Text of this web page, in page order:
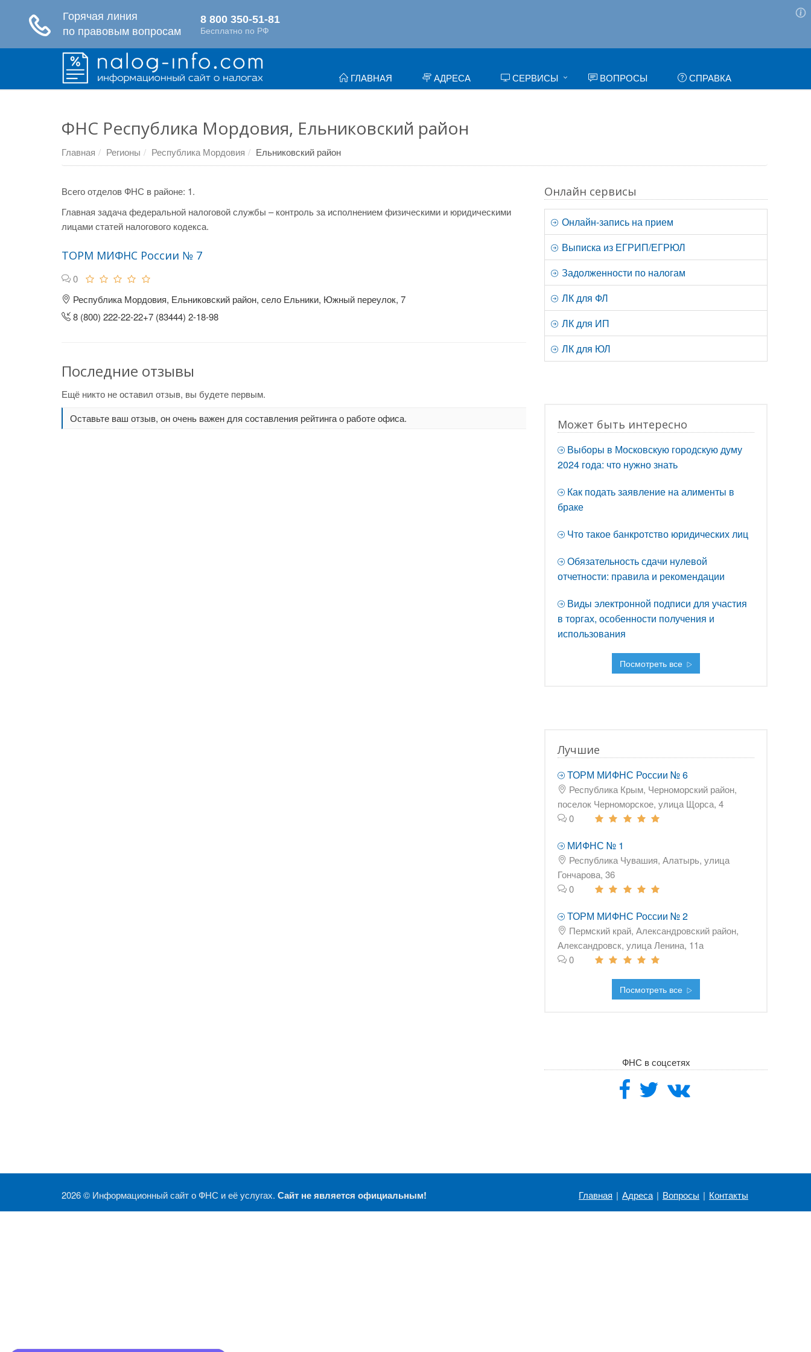
ГЛАВНАЯ АДРЕСА СЕРВИСЫ ВОПРОСЫ СПРАВКА
ФНС Республика Мордовия, Ельниковский район
Главная Регионы Республика Мордовия Ельниковский район
Всего отделов ФНС в районе: 1.
Главная задача федеральной налоговой службы – контроль за исполнением физическими и юридическими
лицами статей налогового кодекса.
ТОРМ МИФНС России № 7
0
Республика Мордовия, Ельниковский район, село Ельники, Южный переулок, 7
8 (800) 222-22-22+7 (83444) 2-18-98
Последние отзывы
Ещё никто не оставил отзыв, вы будете первым.
Оставьте ваш отзыв, он очень важен для составления рейтинга о работе офиса.
Онлайн сервисы
Онлайн-запись на прием
Выписка из ЕГРИП/ЕГРЮЛ
Задолженности по налогам
ЛК для ФЛ
ЛК для ИП
ЛК для ЮЛ
Может быть интересно
Выборы в Московскую городскую думу
2024 года: что нужно знать
Как подать заявление на алименты в
браке
Что такое банкротство юридических лиц
Обязательность сдачи нулевой
отчетности: правила и рекомендации
Виды электронной подписи для участия
в торгах, особенности получения и
использования
Посмотреть все
Лучшие
ТОРМ МИФНС России № 6
Республика Крым, Черноморский район,
поселок Черноморское, улица Щорса, 4
0
МИФНС № 1
Республика Чувашия, Алатырь, улица
Гончарова, 36
0
ТОРМ МИФНС России № 2
Пермский край, Александровский район,
Александровск, улица Ленина, 11а
0
Посмотреть все
ФНС в соцсетях
2026 © Информационный сайт о ФНС и её услугах. Сайт не является официальным! Главная | Адреса | Вопросы | Контакты